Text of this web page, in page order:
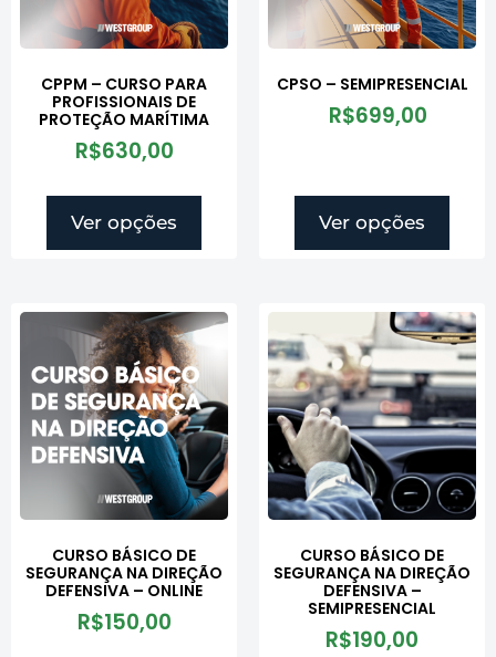
CPPM – CURSO PARA
PROFISSIONAIS DE
PROTEÇÃO MARÍTIMA
R$630,00
Ver opções
CPSO – SEMIPRESENCIAL
R$699,00
Ver opções
CURSO BÁSICO DE
SEGURANÇA NA DIREÇÃO
DEFENSIVA – ONLINE
R$150,00
CURSO BÁSICO DE
SEGURANÇA NA DIREÇÃO
DEFENSIVA –
SEMIPRESENCIAL
R$190,00